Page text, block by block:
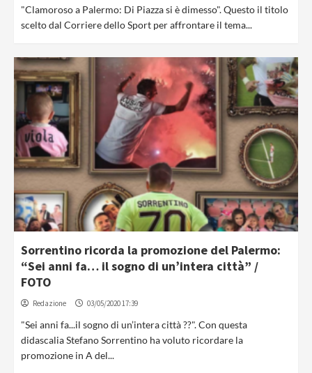
"Clamoroso a Palermo: Di Piazza si è dimesso". Questo il titolo
scelto dal Corriere dello Sport per affrontare il tema...
Sorrentino ricorda la promozione del Palermo:
“Sei anni fa… il sogno di un’intera città” /
FOTO
Redazione 03/05/2020 17:39
"Sei anni fa...il sogno di un’intera città ??". Con questa
didascalia Stefano Sorrentino ha voluto ricordare la
promozione in A del...